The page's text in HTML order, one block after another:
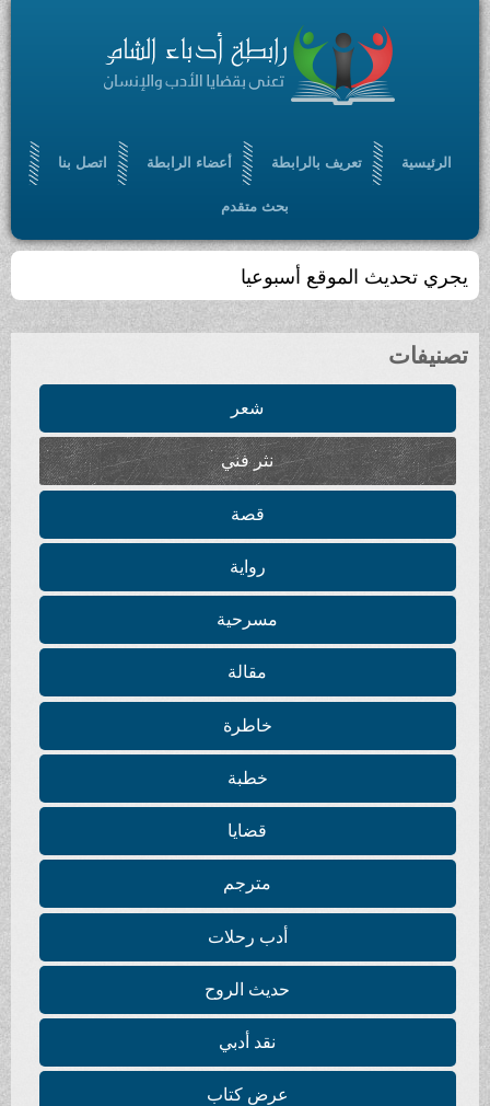
الرئيسية تعريف بالرابطة أعضاء الرابطة اتصل بنا
بحث متقدم
يجري تحديث الموقع أسبوعيا
تصنيفات
شعر
نثر فني
قصة
رواية
مسرحية
مقالة
خاطرة
خطبة
قضايا
مترجم
أدب رحلات
حديث الروح
نقد أدبي
عرض كتاب